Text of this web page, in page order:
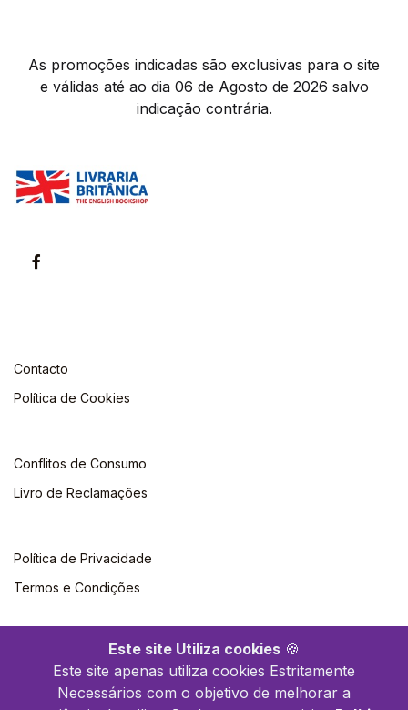
Este site Utiliza cookies 🍪
Este site apenas utiliza cookies Estritamente
Necessários com o objetivo de melhorar a
As promoções indicadas são exclusivas para o site
e válidas até ao dia 06 de Agosto de 2026 salvo
indicação contrária.
Contacto
Política de Cookies
Conflitos de Consumo
Livro de Reclamações
Política de Privacidade
Termos e Condições